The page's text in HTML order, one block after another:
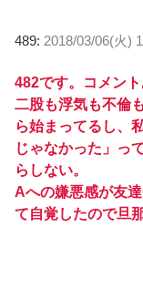
489: 2018/03/06(火)
482です。コメント
二股も浮気も不倫
ら始まってるし、
じゃなかった」っ
らしない。
Aへの嫌悪感が友
て自覚したので旦